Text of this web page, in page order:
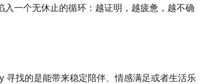
一个无休止的循环：越证明，越疲惫，越不确
寻找的是能带来稳定陪伴、情感满足或者生活乐